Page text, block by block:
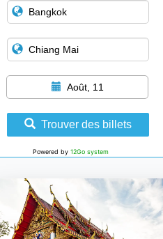
Août, 11
Trouver des billets
Powered by 12Go system